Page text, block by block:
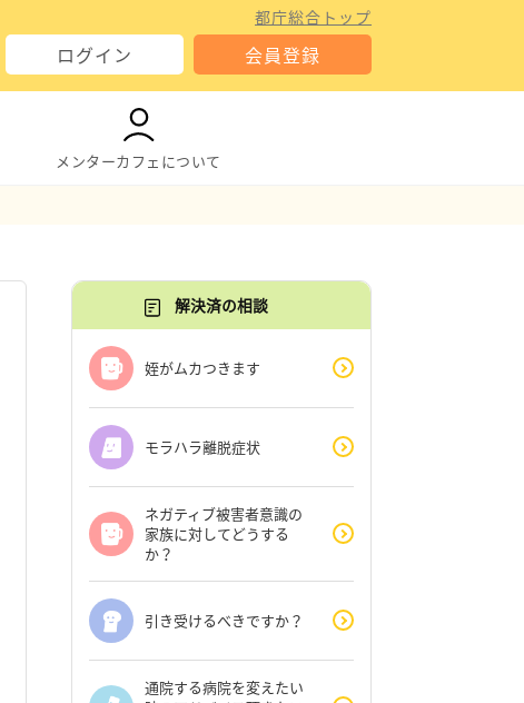
都庁総合トップ
ログイン 会員登録
メンターカフェについて
解決済の相談
姪がムカつきます
モラハラ離脱症状
ネガティブ被害者意識の
家族に対してどうする
か？
引き受けるべきですか？
通院する病院を変えたい